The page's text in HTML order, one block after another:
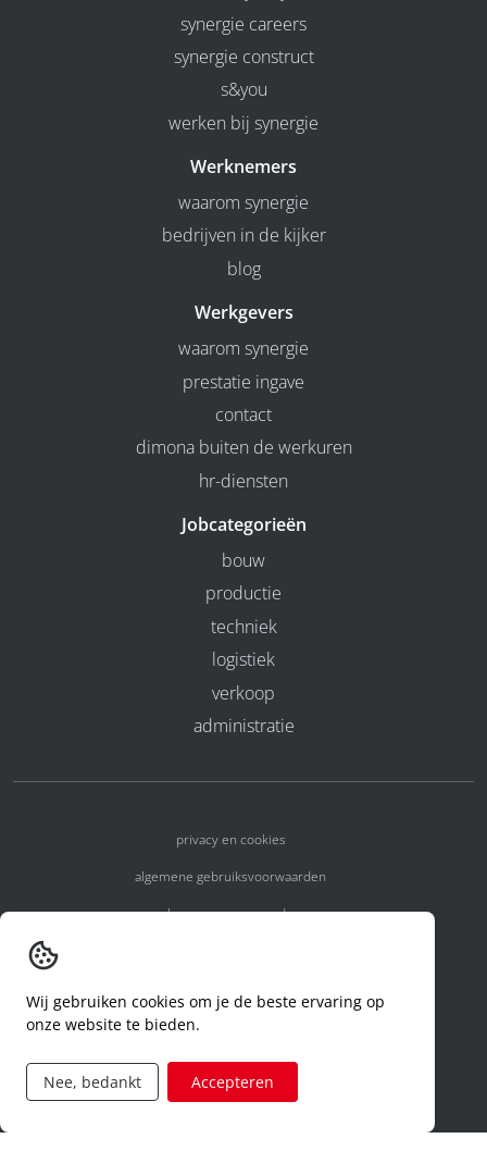
synergie careers
synergie construct
s&you
werken bij synergie
Werknemers
waarom synergie
bedrijven in de kijker
blog
Werkgevers
waarom synergie
prestatie ingave
contact
dimona buiten de werkuren
hr-diensten
Jobcategorieën
bouw
productie
techniek
logistiek
verkoop
administratie
privacy en cookies
algemene gebruiksvoorwaarden
algemene voorwaarden
code of conduct
aanvraag rechten ivm privacy
Wij gebruiken cookies om je de beste ervaring op
onze website te bieden.
Nee, bedankt Accepteren